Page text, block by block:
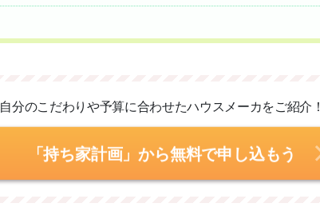
自分のこだわりや予算に合わせたハウスメーカをご紹介！
「持ち家計画」から無料で申し込もう